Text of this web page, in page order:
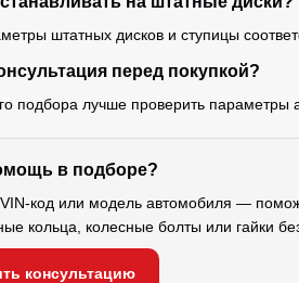
штатных дисков и ступицы
перед покупкой?
подбора лучше проверить параметры
в подборе?
код или модель автомобиля —
кольца, колесные болты или гайки
консультацию